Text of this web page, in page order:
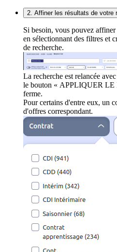
2. Affiner les résultats de votre
Si besoin, vous pouvez
en sélectionnant des filtres et
de recherche.
La recherche est relancée
le bouton « APPLIQUER LE
ferme.
Pour certains d'entre eux, un
d'offres correspondant.